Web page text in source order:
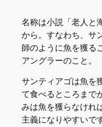
名称は小説「老人と
から。すなわち、サ
師のように魚を獲る
アングラーのこと。
サンティアゴは魚を
て食べるところまで
みは魚を獲らなけれ
主義になりやすいで